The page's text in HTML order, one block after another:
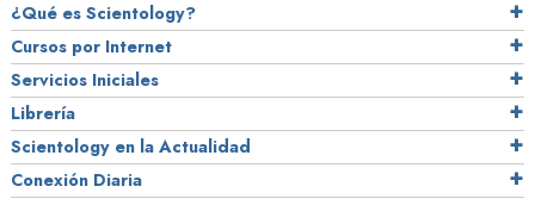
¿Qué es Scientology?
Cursos por Internet
Servicios Iniciales
Librería
Scientology en la Actualidad
Conexión Diaria